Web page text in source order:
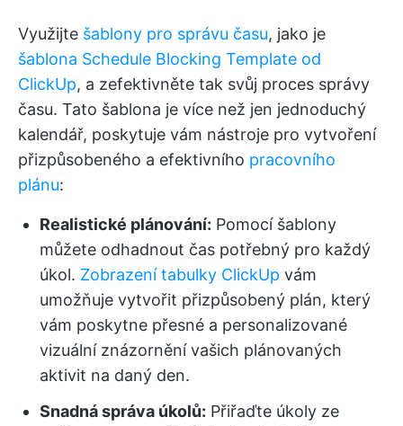
Využijte šablony pro správu času, jako je
šablona Schedule Blocking Template od
ClickUp, a zefektivněte tak svůj proces správy
času. Tato šablona je více než jen jednoduchý
kalendář, poskytuje vám nástroje pro vytvoření
přizpůsobeného a efektivního pracovního
plánu:
Realistické plánování: Pomocí šablony
můžete odhadnout čas potřebný pro každý
úkol. Zobrazení tabulky ClickUp vám
umožňuje vytvořit přizpůsobený plán, který
vám poskytne přesné a personalizované
vizuální znázornění vašich plánovaných
aktivit na daný den.
Snadná správa úkolů: Přiřaďte úkoly ze